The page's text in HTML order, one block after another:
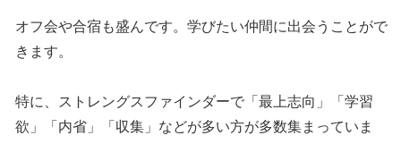
オフ会や合宿も盛んです。学びたい仲間に出会うことがで
きます。
特に、ストレングスファインダーで「最上志向」「学習
欲」「内省」「収集」などが多い方が多数集まっていま